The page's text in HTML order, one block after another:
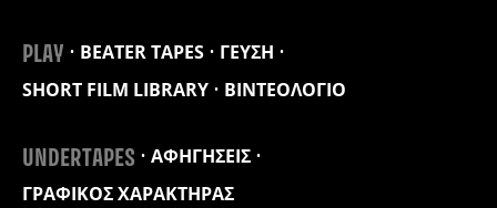
PLAY BEATER TAPES
ΓΕΥΣΗ
SHORT FILM LIBRARY
ΒΙΝΤΕΟΛΟΓΙΟ
UNDERTAPES
ΑΦΗΓΗΣΕΙΣ
ΓΡΑΦΙΚΟΣ ΧΑΡΑΚΤΗΡΑΣ